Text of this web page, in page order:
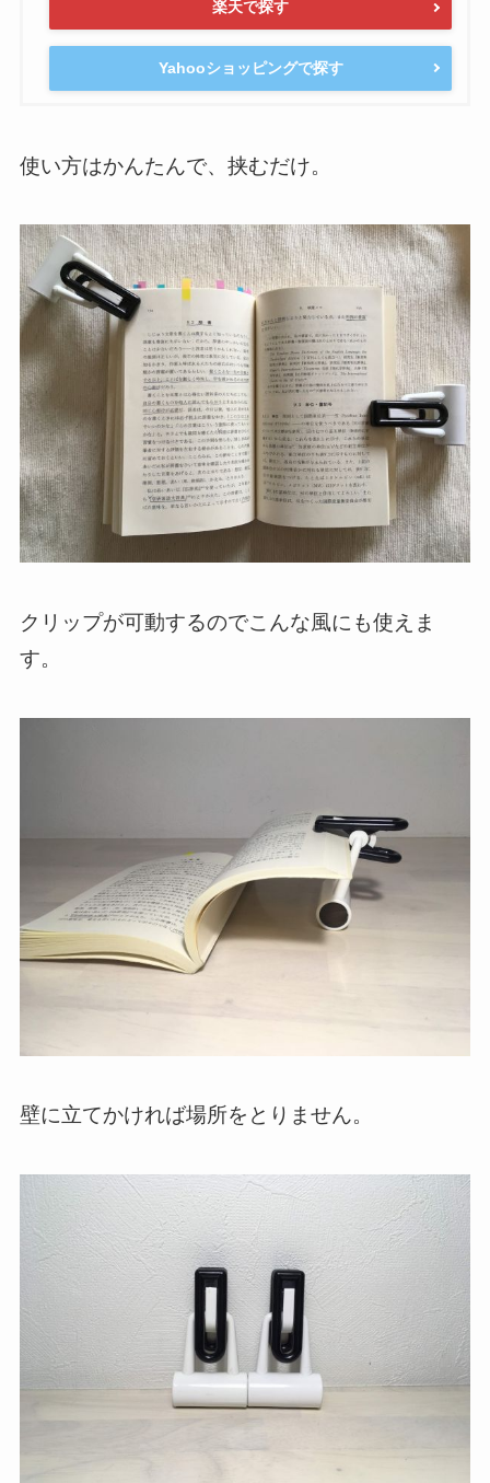
楽天で探す
Yahooショッピングで探す
使い方はかんたんで、挟むだけ。
クリップが可動するのでこんな風にも使えま
す。
壁に立てかければ場所をとりません。